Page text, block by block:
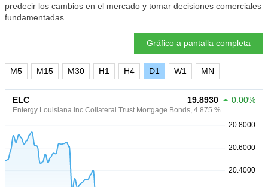
predecir los cambios en el mercado y tomar decisiones comerciales
fundamentadas.
Gráfico a pantalla completa
M5 M15 M30 H1 H4 D1 W1 MN
ELC
Entergy Louisiana Inc Collateral Trust Mortgage Bonds, 4.875 %
19.8930 0.00%